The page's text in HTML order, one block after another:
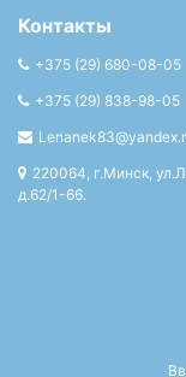
Контакты
+375 (29) 680-08-05
+375 (29) 838-98-05
220064, г.Минск,
д.62/1-66.